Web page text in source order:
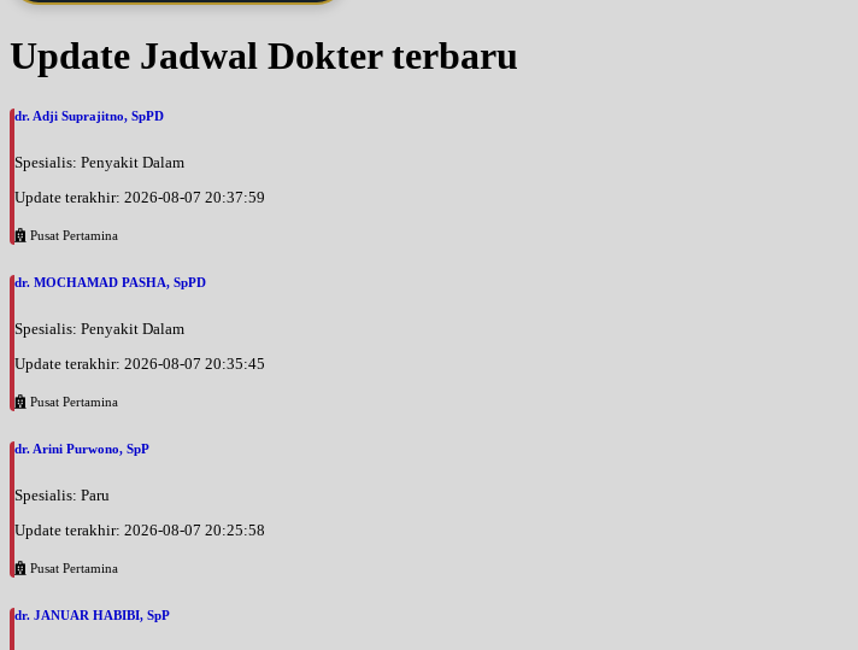
Update Jadwal Dokter terbaru
dr. Adji Suprajitno, SpPD
Spesialis: Penyakit Dalam
Update terakhir: 2026-08-07 20:37:59
Pusat Pertamina
dr. MOCHAMAD PASHA, SpPD
Spesialis: Penyakit Dalam
Update terakhir: 2026-08-07 20:35:45
Pusat Pertamina
dr. Arini Purwono, SpP
Spesialis: Paru
Update terakhir: 2026-08-07 20:25:58
Pusat Pertamina
dr. JANUAR HABIBI, SpP